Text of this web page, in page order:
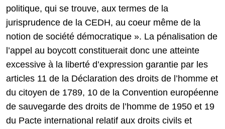
politique, qui se trouve, aux termes de la
jurisprudence de la CEDH, au coeur même de la
notion de société démocratique ». La pénalisation de
l’appel au boycott constituerait donc une atteinte
excessive à la liberté d’expression garantie par les
articles 11 de la Déclaration des droits de l’homme et
du citoyen de 1789, 10 de la Convention européenne
de sauvegarde des droits de l’homme de 1950 et 19
du Pacte international relatif aux droits civils et